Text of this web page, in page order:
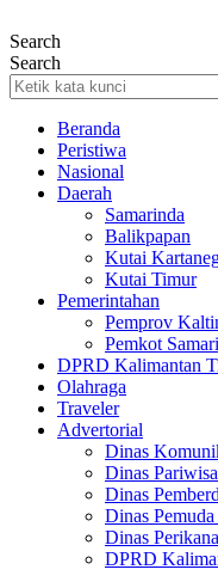
ke
konten
Search
Search
Beranda
Peristiwa
Nasional
Daerah
Samarinda
Balikpapan
Kutai
Kutai Timur
Pemerintahan
Pemprov
Pemkot
DPRD Kalimantan
Olahraga
Traveler
Advertorial
Dinas
Dinas
Dinas
Dinas
Dinas
DPRD